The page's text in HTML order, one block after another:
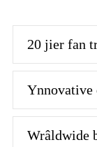
20 jier fan
Ynnovative
Wrâldwide